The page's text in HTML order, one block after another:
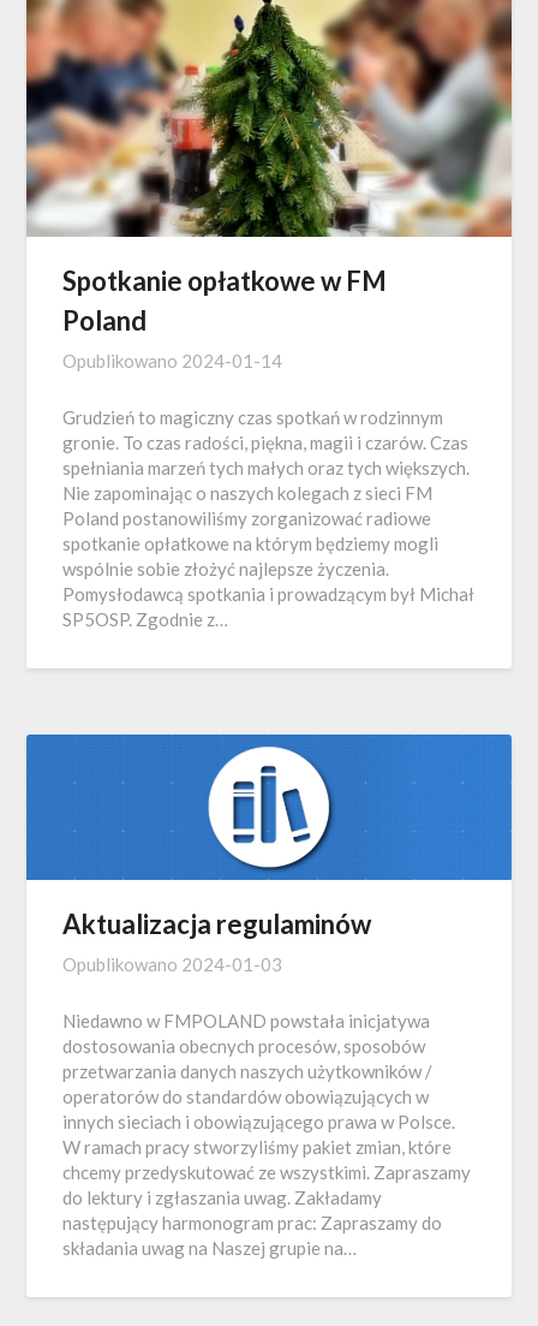
Spotkanie opłatkowe w FM
Poland
Opublikowano 2024-01-14
Grudzień to magiczny czas spotkań w rodzinnym
gronie. To czas radości, piękna, magii i czarów. Czas
spełniania marzeń tych małych oraz tych większych.
Nie zapominając o naszych kolegach z sieci FM
Poland postanowiliśmy zorganizować radiowe
spotkanie opłatkowe na którym będziemy mogli
wspólnie sobie złożyć najlepsze życzenia.
Pomysłodawcą spotkania i prowadzącym był Michał
SP5OSP. Zgodnie z…
Aktualizacja regulaminów
Opublikowano 2024-01-03
Niedawno w FMPOLAND powstała inicjatywa
dostosowania obecnych procesów, sposobów
przetwarzania danych naszych użytkowników /
operatorów do standardów obowiązujących w
innych sieciach i obowiązującego prawa w Polsce.
W ramach pracy stworzyliśmy pakiet zmian, które
chcemy przedyskutować ze wszystkimi. Zapraszamy
do lektury i zgłaszania uwag. Zakładamy
następujący harmonogram prac: Zapraszamy do
składania uwag na Naszej grupie na…